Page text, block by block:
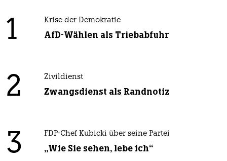
1 Krise der Demokratie
AfD-Wählen als Triebabfuhr
2 Zivildienst
Zwangsdienst als Randnotiz
3 FDP-Chef Kubicki über seine Partei
„Wie Sie sehen, lebe ich“